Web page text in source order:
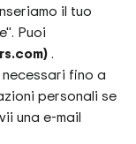
il tuo
Puoi
.
fino a
personali se
una e-mail